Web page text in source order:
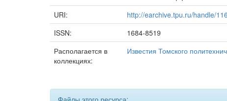
URI:
http://earchive.tpu.ru/handle/
ISSN:
1684-8519
Располагается в
коллекциях:
Известия Томского
Файлы этого ресурса: